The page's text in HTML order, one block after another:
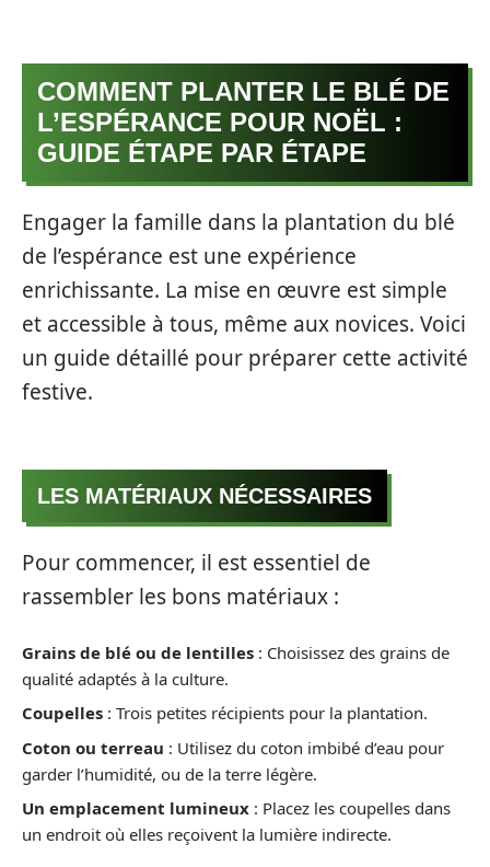
COMMENT PLANTER LE BLÉ DE
L’ESPÉRANCE POUR NOËL :
GUIDE ÉTAPE PAR ÉTAPE
Engager la famille dans la plantation du blé
de l’espérance est une expérience
enrichissante. La mise en œuvre est simple
et accessible à tous, même aux novices. Voici
un guide détaillé pour préparer cette activité
festive.
LES MATÉRIAUX NÉCESSAIRES
Pour commencer, il est essentiel de
rassembler les bons matériaux :
Grains de blé ou de lentilles : Choisissez des grains de
qualité adaptés à la culture.
Coupelles : Trois petites récipients pour la plantation.
Coton ou terreau : Utilisez du coton imbibé d’eau pour
garder l’humidité, ou de la terre légère.
Un emplacement lumineux : Placez les coupelles dans
un endroit où elles reçoivent la lumière indirecte.